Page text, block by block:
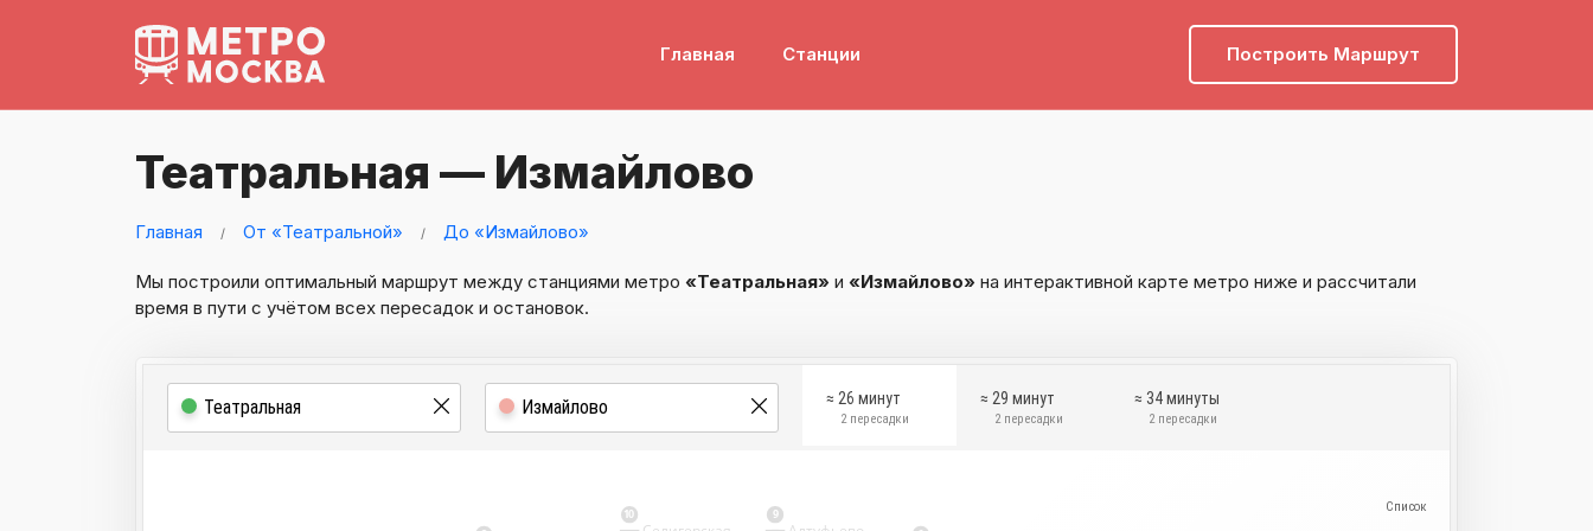
Главная Станции Построить Маршрут
Театральная — Измайлово
Главная От «Театральной» До «Измайлово»
Мы построили оптимальный маршрут между станциями метро «Театральная» и «Измайлово» на интерактивной карте метро ниже и рассчитали
время в пути с учётом всех пересадок и остановок.
≈ 26 минут
2 пересадки
≈ 29 минут
2 пересадки
≈ 34 минуты
2 пересадки
9
10